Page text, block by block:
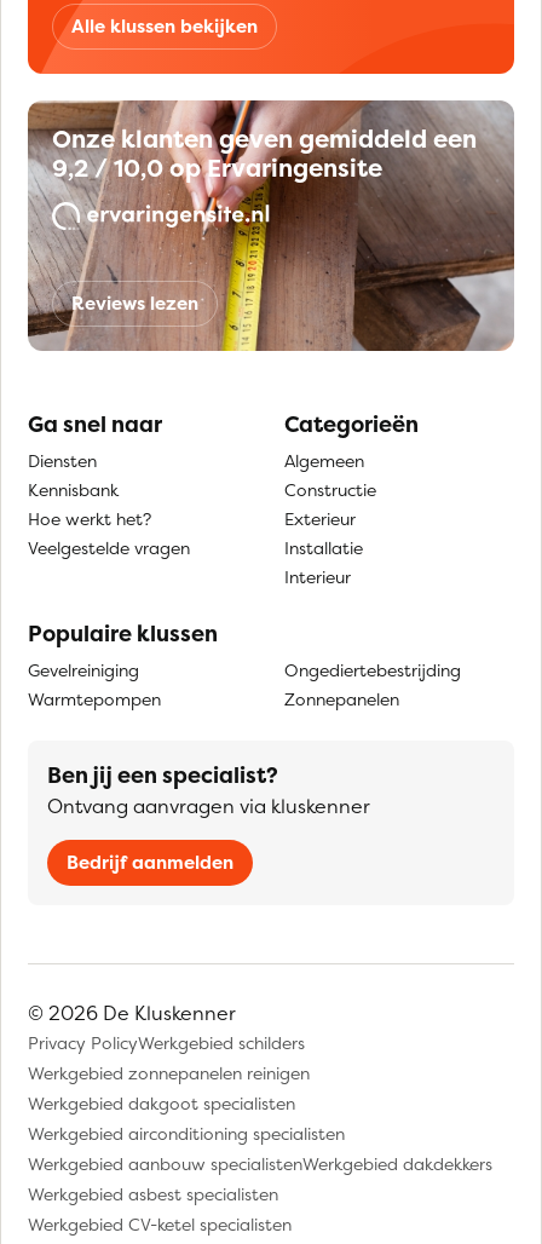
Alle klussen bekijken
Onze klanten geven gemiddeld een
9,2 / 10,0 op Ervaringensite
Reviews lezen
Ga snel naar
Diensten
Kennisbank
Hoe werkt het?
Veelgestelde vragen
Categorieën
Algemeen
Constructie
Exterieur
Installatie
Interieur
Populaire klussen
Gevelreiniging
Warmtepompen
Ongediertebestrijding
Zonnepanelen
Ben jij een specialist?
Ontvang aanvragen via kluskenner
Bedrijf aanmelden
© 2026 De Kluskenner
Privacy PolicyWerkgebied schilders
Werkgebied zonnepanelen reinigen
Werkgebied dakgoot specialisten
Werkgebied airconditioning specialisten
Werkgebied aanbouw specialistenWerkgebied dakdekkers
Werkgebied asbest specialisten
Werkgebied CV-ketel specialisten